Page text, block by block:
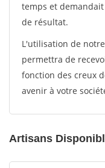
temps et
de résultat.
L'utilisation de
permettra de
fonction des creux
avenir à votre
Artisans